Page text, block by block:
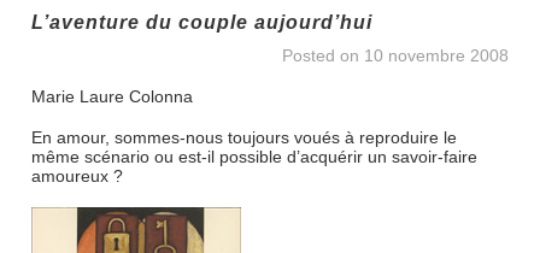
L’aventure du couple aujourd’hui
Posted on 10 novembre 2008
Marie Laure Colonna
En amour, sommes-nous toujours voués à reproduire le
même scénario ou est-il possible d’acquérir un savoir-faire
amoureux ?